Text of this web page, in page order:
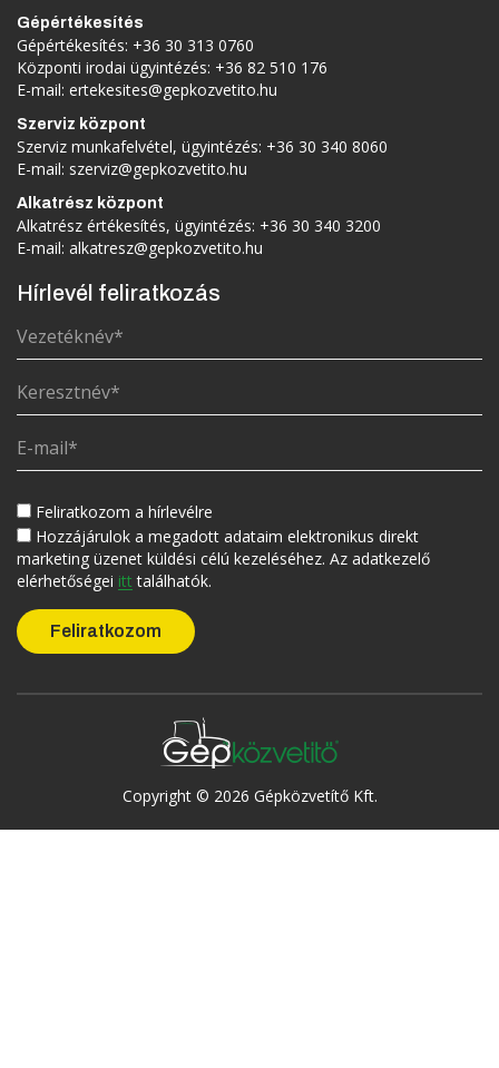
Gépértékesítés
Gépértékesítés: +36 30 313 0760
Központi irodai ügyintézés: +36 82 510 176
E-mail: ertekesites@gepkozvetito.hu
Szerviz központ
Szerviz munkafelvétel, ügyintézés: +36 30 340 8060
E-mail: szerviz@gepkozvetito.hu
Alkatrész központ
Alkatrész értékesítés, ügyintézés: +36 30 340 3200
E-mail: alkatresz@gepkozvetito.hu
Hírlevél feliratkozás
Feliratkozom a hírlevélre
Hozzájárulok a megadott adataim elektronikus direkt
marketing üzenet küldési célú kezeléséhez. Az adatkezelő
elérhetőségei itt találhatók.
Copyright © 2026 Gépközvetítő Kft.